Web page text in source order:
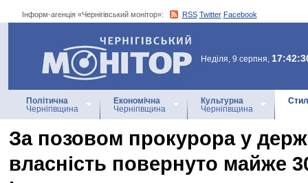
Інформ-агенція «Чернігівський монітор»: RSS Twitter Facebook
Інформ-агенція
«Чернігівський монітор»
Неділя, 9 серпня,
Політична
Чернігівщина
Економічна
Чернігівщина
Культурна
Чернігівщина
За позовом прокурора у
власність повернуто майже